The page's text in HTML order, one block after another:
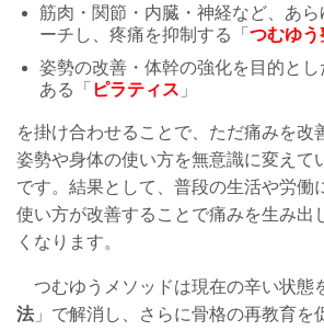
筋肉・関節・内臓・神経など、あら
ーチし、疼痛を抑制する「 つむゆう
姿勢の改善・体幹の強化を目的と
ある「 ピラティス 」
を掛け合わせることで、ただ痛みを改
姿勢や身体の使い方を無意識に変えて
です。結果として、普段の生活や労働
使い方が改善することで痛みを生み出
くなります。
つむゆうメソッドは現在の辛い状態
法 」で解消し、さらに骨格の再教育を